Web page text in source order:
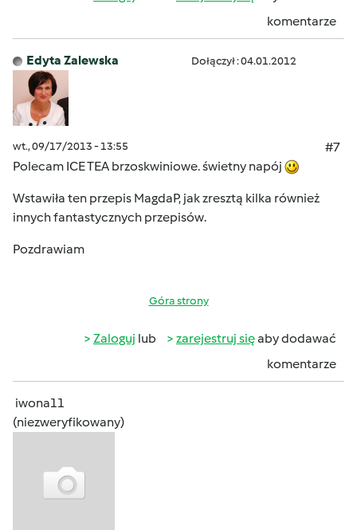
komentarze
Edyta Zalewska Dołączył : 04.01.2012
wt., 09/17/2013 - 13:55
#7
Polecam ICE TEA brzoskwiniowe. świetny napój
Wstawiła ten przepis MagdaP, jak zresztą kilka również
innych fantastycznych przepisów.
Pozdrawiam
Góra strony
Zaloguj lub zarejestruj sięaby dodawać
komentarze
iwona11
(niezweryfikowany)